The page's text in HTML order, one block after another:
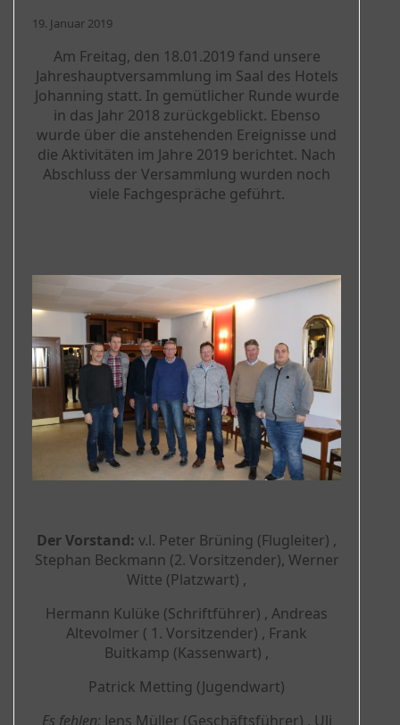
19. Januar 2019
Am Freitag, den 18.01.2019 fand unsere
Jahreshauptversammlung im Saal des Hotels
Johanning statt. In gemütlicher Runde wurde
in das Jahr 2018 zurückgeblickt. Ebenso
wurde über die anstehenden Ereignisse und
die Aktivitäten im Jahre 2019 berichtet. Nach
Abschluss der Versammlung wurden noch
viele Fachgespräche geführt.
Der Vorstand: v.l. Peter Brüning (Flugleiter) ,
Stephan Beckmann (2. Vorsitzender), Werner
Witte (Platzwart) ,
Hermann Kulüke (Schriftführer) , Andreas
Altevolmer ( 1. Vorsitzender) , Frank
Buitkamp (Kassenwart) ,
Patrick Metting (Jugendwart)
Es fehlen: Jens Müller (Geschäftsführer) , Uli